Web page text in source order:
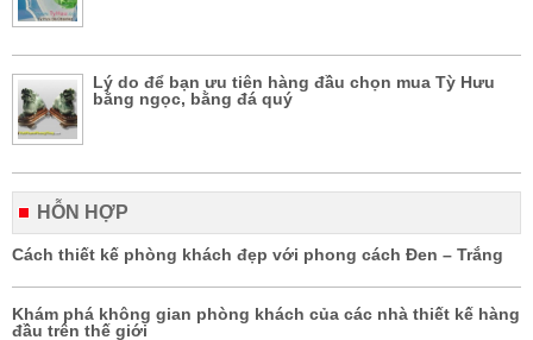
Lý do để bạn ưu tiên hàng đầu chọn mua Tỳ Hưu
bằng ngọc, bằng đá quý
HỖN HỢP
Cách thiết kế phòng khách đẹp với phong cách Đen – Trắng
Khám phá không gian phòng khách của các nhà thiết kế hàng
đầu trên thế giới